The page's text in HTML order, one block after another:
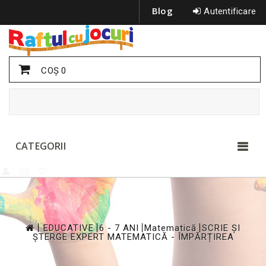
Autentificare
Blog
COŞ0
CATEGORII
>
EDUCATIVE
>
6 - 7 ANI
Matematică SCRIE ȘI
ȘTERGE EXPERT MATEMATICĂ - ÎMPĂRȚIREA